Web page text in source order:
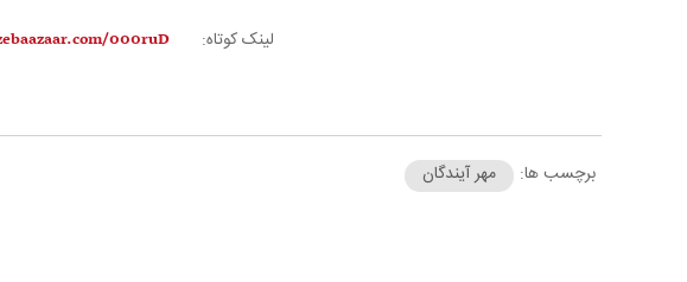
لینک کوتاه:
برچسب ها: مهر آیندگان